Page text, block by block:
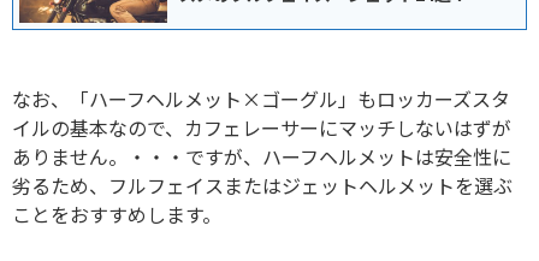
なお、「ハーフヘルメット×ゴーグル」もロッカーズスタ
イルの基本なので、カフェレーサーにマッチしないはずが
ありません。・・・ですが、ハーフヘルメットは安全性に
劣るため、フルフェイスまたはジェットヘルメットを選ぶ
ことをおすすめします。